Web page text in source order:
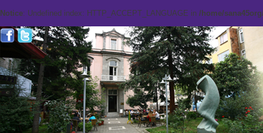
Notice: Undefined index: HTTP_ACCEPT_LANGUAGE in /home/